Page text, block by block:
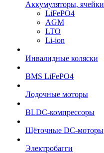
Аккумуляторы, ячейки
LiFePO4
AGM
LTO
Li-ion
Инвалидные коляски
BMS LiFePO4
Лодочные моторы
BLDC-компрессоры
Щёточные DC-моторы
Электробагги